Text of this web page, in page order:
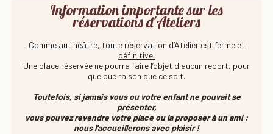
Information importante sur les
réservations d'Ateliers
Comme au théâtre, toute réservation d’Atelier est ferme et
définitive.
Une place réservée ne pourra faire l’objet d'aucun report, pour
quelque raison que ce soit.
Toutefois, si jamais vous ou votre enfant ne pouvait se
présenter,
vous pouvez revendre votre place ou la proposer à un ami :
nous l'accueillerons avec plaisir !